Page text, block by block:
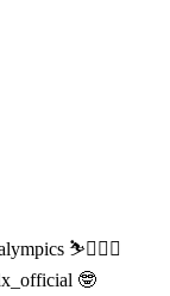
⛷️🚣🏼‍♀️
🤓